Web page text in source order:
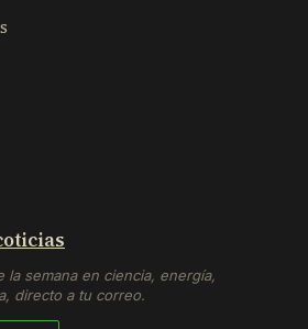
la semana en ciencia, energía,
directo a tu correo.